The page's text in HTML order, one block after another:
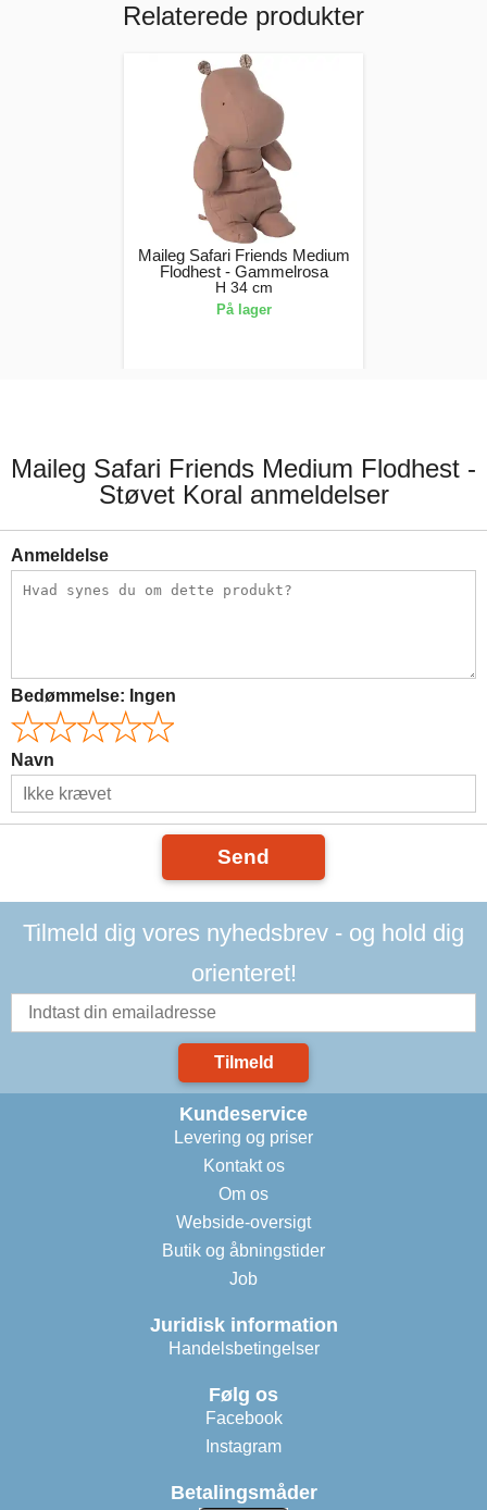
Relaterede produkter
Maileg Safari Friends Medium
Flodhest - Gammelrosa
H 34 cm
På lager
Maileg Safari Friends Medium Flodhest -
Støvet Koral anmeldelser
Anmeldelse
Bedømmelse: Ingen
Navn
Send
Tilmeld dig vores nyhedsbrev - og hold dig
orienteret!
Tilmeld
Kundeservice
Levering og priser
Kontakt os
Om os
Webside-oversigt
Butik og åbningstider
Job
Juridisk information
Handelsbetingelser
Følg os
Facebook
Instagram
Betalingsmåder